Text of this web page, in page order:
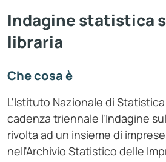
Indagine statistica
libraria
Che cosa è
L'Istituto Nazionale di
cadenza triennale l'Indagine
rivolta ad un insieme di
nell'Archivio Statistico delle